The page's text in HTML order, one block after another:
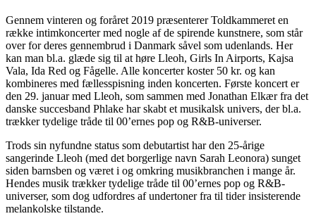
Gennem vinteren og foråret 2019 præsenterer Toldkammeret en
række intimkoncerter med nogle af de spirende kunstnere, som står
over for deres gennembrud i Danmark såvel som udenlands. Her
kan man bl.a. glæde sig til at høre Lleoh, Girls In Airports, Kajsa
Vala, Ida Red og Fågelle. Alle koncerter koster 50 kr. og kan
kombineres med fællesspisning inden koncerten. Første koncert er
den 29. januar med Lleoh, som sammen med Jonathan Elkær fra det
danske succesband Phlake har skabt et musikalsk univers, der bl.a.
trækker tydelige tråde til 00’ernes pop og R&B-universer.
Trods sin nyfundne status som debutartist har den 25-årige
sangerinde Lleoh (med det borgerlige navn Sarah Leonora) sunget
siden barnsben og været i og omkring musikbranchen i mange år.
Hendes musik trækker tydelige tråde til 00’ernes pop og R&B-
universer, som dog udfordres af undertoner fra til tider insisterende
melankolske tilstande.